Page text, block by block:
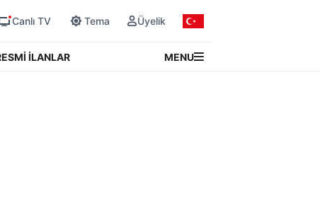
Canlı TV Tema Üyelik
İLANLAR MENU